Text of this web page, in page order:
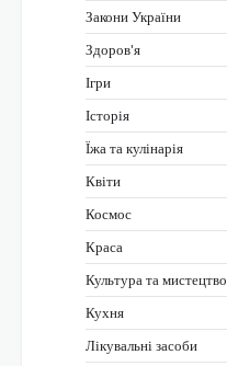
Закони України
Здоров'я
Ігри
Історія
Їжа та кулінарія
Квіти
Космос
Краса
Культура та мистецтво
Кухня
Лікувальні засоби